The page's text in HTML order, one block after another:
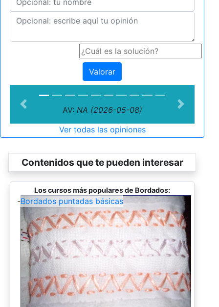
Valorar
AV: NA (2026-05-08)
Previous Next
Ver todas las opiniones
Contenidos que te pueden interesar
Los cursos más populares de Bordados:
-Bordados puntadas básicas